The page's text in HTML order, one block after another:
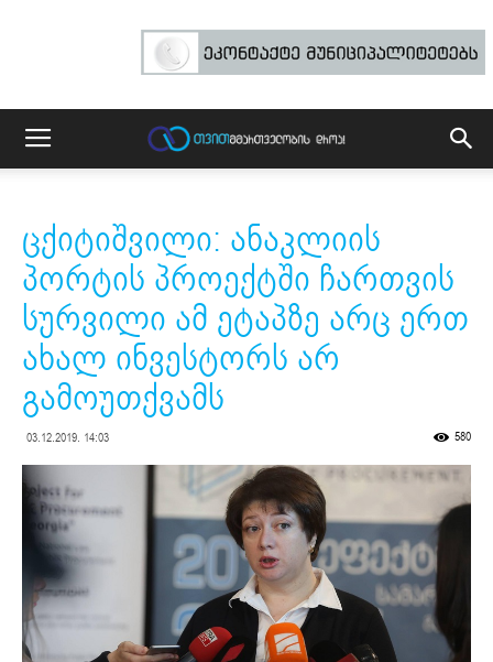
ცქიტიშვილი: ანაკლიის
პორტის პროექტში ჩართვის
სურვილი ამ ეტაპზე არც ერთ
ახალ ინვესტორს არ
გამოუთქვამს
03.12.2019. 14:03 580